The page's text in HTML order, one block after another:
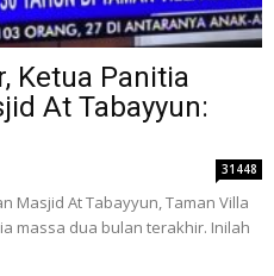
Ketua Panitia
At Tabayyun:
31448
Masjid At Tabayyun, Taman Villa
massa dua bulan terakhir. Inilah